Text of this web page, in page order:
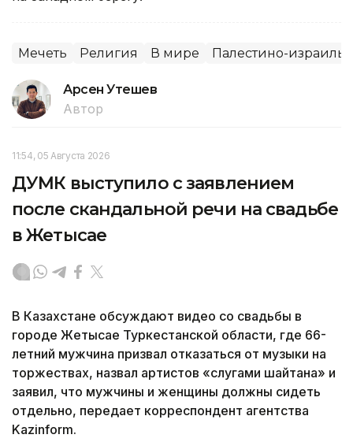
Мечеть Религия В мире Палестино-
Арсен Утешев
Автор
11:54, 05 Августа 2026
ДУМК выступило с заявлением
после скандальной речи на свадьбе
в Жетысае
В Казахстане обсуждают видео со свадьбы в
городе Жетысае Туркестанской области, где 66-
летний мужчина призвал отказаться от музыки на
торжествах, назвал артистов «слугами шайтана» и
заявил, что мужчины и женщины должны сидеть
отдельно, передает корреспондент агентства
Kazinform.